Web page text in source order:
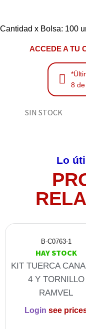
Cantidad x Bolsa: 100
ACCEDE A TU
8
SIN STOCK
Lo
B-C0763-1
HAY STOCK
KIT TUERCA
4 Y TORNILLO
RAMVEL
Login see